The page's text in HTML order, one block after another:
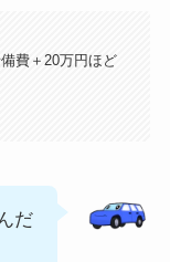
費＋20万円ほど
だ